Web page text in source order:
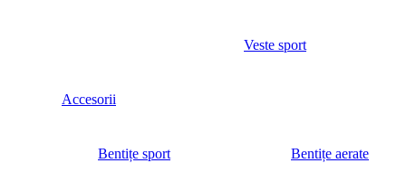
Veste sport
Accesorii
Bentițe sport Bentițe aerate